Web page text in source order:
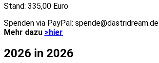
Stand: 335,00 Euro
Spenden via PayPal: spende@dastridream.de
Mehr dazu >hier
2026 in 2026